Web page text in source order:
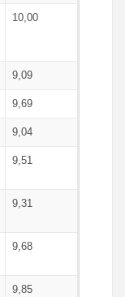
10,00
9,09
9,69
9,04
9,51
9,31
9,68
9,85